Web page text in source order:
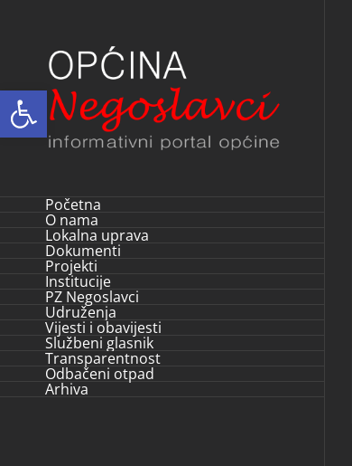
Open toolbar
Početna
O nama
Lokalna uprava
Dokumenti
Projekti
Institucije
PZ Negoslavci
Udruženja
Vijesti i obavijesti
Službeni glasnik
Transparentnost
Odbačeni otpad
Arhiva